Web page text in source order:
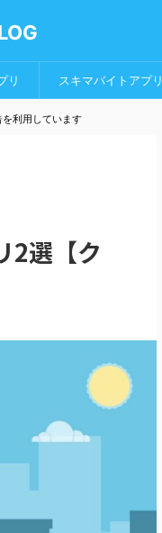
リ スキマバイトアプリ
利用しています
2選【ク